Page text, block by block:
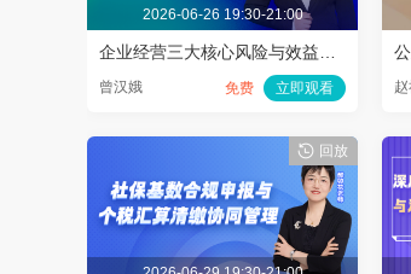
2026-06-26 19:30-21:00
曾汉娥 免费 立即观看
回放